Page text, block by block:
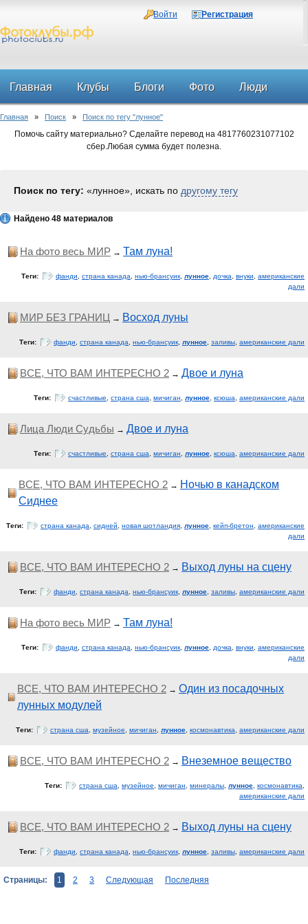
Войти Регистрация
Главная Клубы Блоги Фото Люди
Форум
Главная » Поиск » Поиск по тегу "лунное"
Помочь сайту материально? Сделайте перевод на 4817760231077102
сбер.Любая сумма будет полезна.
Поиск по тегу: «лунное», искать по другому тегу
Найдено 48 материалов
На фото весь МИР → Там луна!
Теги: фанди страна канада нью-брансуик лунное дочка внуки
американские
дали
МИР БЕЗ ГРАНИЦ → Восход луны
Теги: фанди страна канада нью-брансуик лунное заливы американские дали
ВСЕ, ЧТО ВАМ ИНТЕРЕСНО 2 → Двое и луна
Теги: счастливые страна сша мичиган лунное ксюша американские дали
Лица Люди Судьбы → Двое и луна
Теги: счастливые страна сша мичиган лунное ксюша американские дали
ВСЕ, ЧТО ВАМ ИНТЕРЕСНО 2 → Ночью в канадском
Сиднее
Теги: страна канада сидней новая шотландия лунное кейп-бретон
американские
дали
ВСЕ, ЧТО ВАМ ИНТЕРЕСНО 2 → Выход луны на сцену
Теги: фанди страна канада нью-брансуик лунное заливы американские дали
На фото весь МИР → Там луна!
Теги: фанди страна канада нью-брансуик лунное дочка внуки
американские
дали
ВСЕ, ЧТО ВАМ ИНТЕРЕСНО 2 → Один из посадочных
лунных модулей
Теги: страна сша музейное мичиган лунное космонавтика американские дали
ВСЕ, ЧТО ВАМ ИНТЕРЕСНО 2 → Внеземное вещество
Теги: страна сша музейное мичиган минералы лунное космонавтика
американские дали
ВСЕ, ЧТО ВАМ ИНТЕРЕСНО 2 → Выход луны на сцену
Теги: фанди страна канада нью-брансуик лунное заливы американские дали
Страницы: 1 2 3 Следующая Последняя